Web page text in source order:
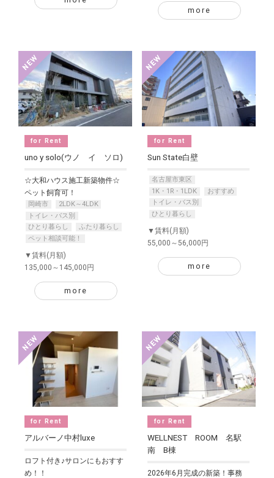
more
for Rent
uno y solo(ウノ イ ソロ)
☆大和ハウス施工新築物件☆
ペット飼育可！
岡崎市
2LDK～4LDK
トイレ・バス別
ひとり暮らし
ふたり暮らし
ペット相談可能！
▼賃料(月額)
135,000～145,000円
more
for Rent
Sun State白壁
名古屋市東区
1K・1R・1LDK
おすすめ
トイレ・バス別
ひとり暮らし
▼賃料(月額)
55,000～56,000円
more
for Rent
アルバーノ中村luxe
ロフト付き♪サロンにもおすす
め！！
for Rent
WELLNEST ROOM 名駅
南 B棟
2026年6月完成の新築！事務